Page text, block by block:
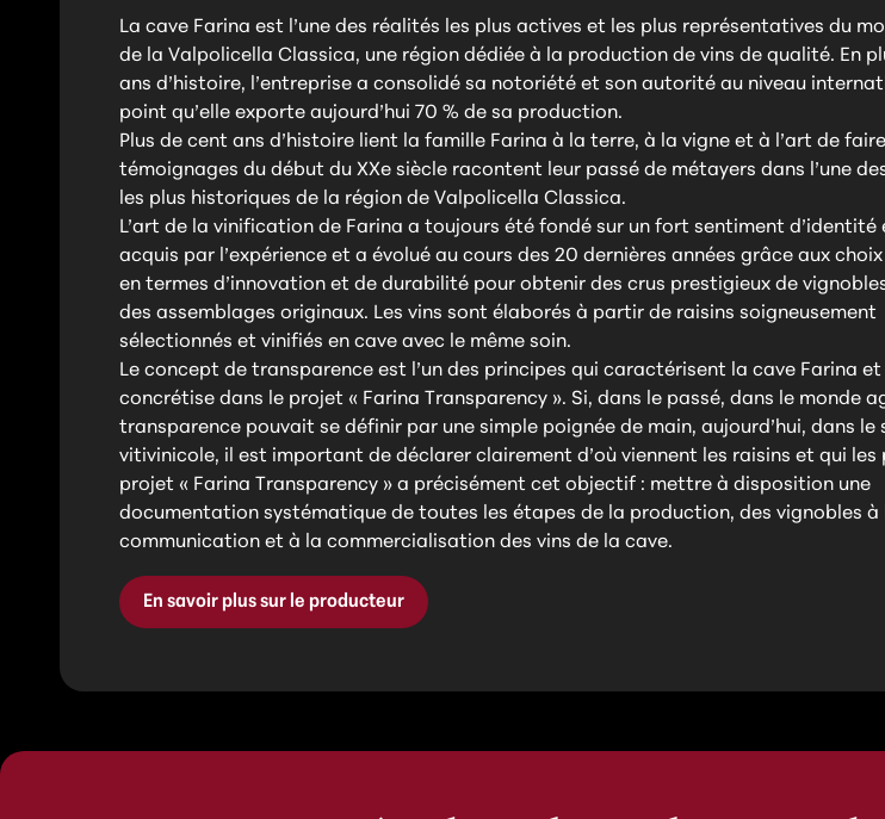
La cave Farina est l’une des réalités les plus actives et les plus représentatives du
de la Valpolicella Classica, une région dédiée à la production de vins de qualité. En
ans d’histoire, l’entreprise a consolidé sa notoriété et son autorité au niveau
point qu’elle exporte aujourd’hui 70 % de sa production.
Plus de cent ans d’histoire lient la famille Farina à la terre, à la vigne et à l’art de
témoignages du début du XXe siècle racontent leur passé de métayers dans l’une
les plus historiques de la région de Valpolicella Classica.
L’art de la vinification de Farina a toujours été fondé sur un fort sentiment d’identité
acquis par l’expérience et a évolué au cours des 20 dernières années grâce aux
en termes d’innovation et de durabilité pour obtenir des crus prestigieux de
des assemblages originaux. Les vins sont élaborés à partir de raisins soigneusement
sélectionnés et vinifiés en cave avec le même soin.
Le concept de transparence est l’un des principes qui caractérisent la cave Farina et
concrétise dans le projet « Farina Transparency ». Si, dans le passé, dans le monde
transparence pouvait se définir par une simple poignée de main, aujourd’hui, dans le
vitivinicole, il est important de déclarer clairement d’où viennent les raisins et qui les
projet « Farina Transparency » a précisément cet objectif : mettre à disposition une
documentation systématique de toutes les étapes de la production, des vignobles à
communication et à la commercialisation des vins de la cave.
En savoir plus sur le producteur